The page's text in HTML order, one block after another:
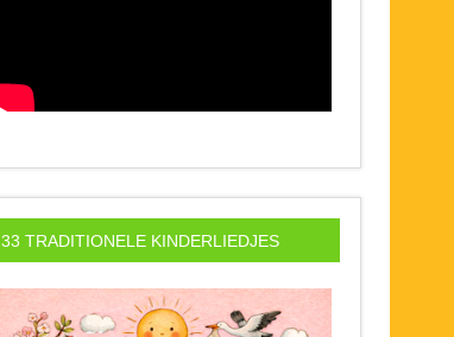
33 TRADITIONELE KINDERLIEDJES